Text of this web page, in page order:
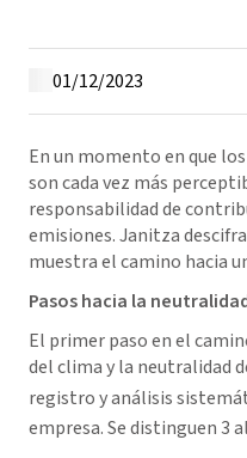
01/12/2023
En un momento en que
son cada vez más
responsabilidad de
emisiones. Janitza
muestra el camino hacia
Pasos hacia la
El primer paso en el
del clima y la neutralidad
registro y análisis
empresa. Se distinguen 3